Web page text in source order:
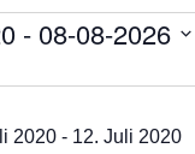
- 08-08-2026
2020 - 12. Juli 2020